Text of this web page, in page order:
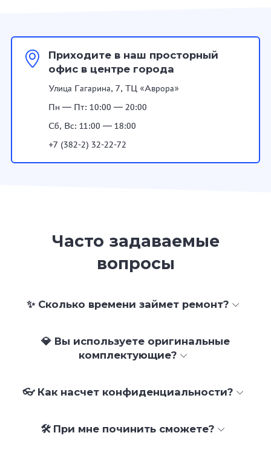
Приходите в наш просторный
офис в центре города
Улица Гагарина, 7, ТЦ «Аврора»
Пн — Пт: 10:00 — 20:00
Сб, Вс: 11:00 — 18:00
+7 (382-2) 32-22-72
Часто задаваемые
вопросы
✨ Сколько времени займет ремонт?
💎 Вы используете оригинальные
комплектующие?
👓 Как насчет конфиденциальности?
🛠 При мне починить сможете?